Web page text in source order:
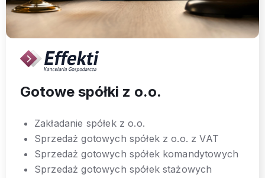
Gotowe spółki z o.o.
Zakładanie spółek z o.o.
Sprzedaż gotowych spółek z o.o. z VAT
Sprzedaż gotowych spółek komandytowych
Sprzedaż gotowych spółek stażowych